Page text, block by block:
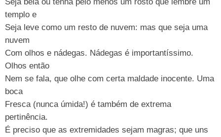
templo e
Seja leve como um resto de nuvem: mas que seja uma
nuvem
Com olhos e nádegas. Nádegas é importantíssimo.
Olhos então
Nem se fala, que olhe com certa maldade inocente. Uma
boca
Fresca (nunca úmida!) é também de extrema
pertinência.
É preciso que as extremidades sejam magras; que uns